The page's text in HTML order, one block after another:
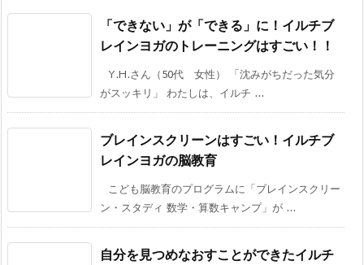
「できない」が「できる」に！イルチブ
レインヨガのトレーニングはすごい！！
Y.H.さん（50代 女性） 「沈みがちだった気分
がスッキリ」 わたしは、イルチ ...
ブレインスクリーンはすごい！イルチブ
レインヨガの脳教育
こども脳教育のプログラムに「ブレインスクリー
ン・スタディ 数学・算数キャンプ」が ...
自分を見つめなおすことができたイルチ